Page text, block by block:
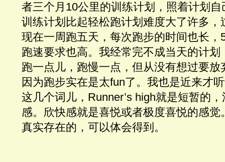
者三个月10公里的训练计划，照着计划
训练计划比起轻松跑计划难度大了许多，
现在一周跑五天，每次跑步的时间也长，
跑速要求也高。我经常完不成当天的计划
跑一点儿，跑慢一点，但从没有想过要放
因为跑步实在是太fun了。我也是近来才
这几个词儿， Runner’s high就是短暂的
感。欣快感就是喜悦或者极度喜悦的感觉
真实存在的，可以体会得到。